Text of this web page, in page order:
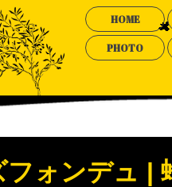
HOME
PHOTO
ォンデュ |